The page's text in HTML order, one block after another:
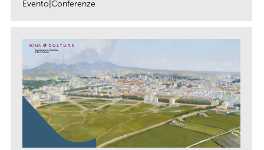
Evento|Conferenze